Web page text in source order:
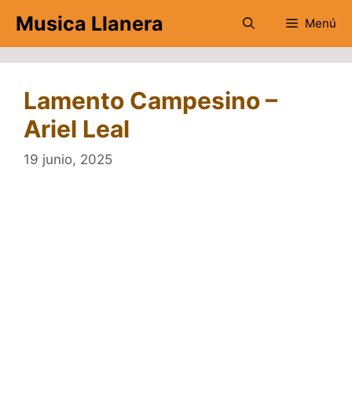
contenido
Musica Llanera Menú
Lamento Campesino –
Ariel Leal
19 junio, 2025